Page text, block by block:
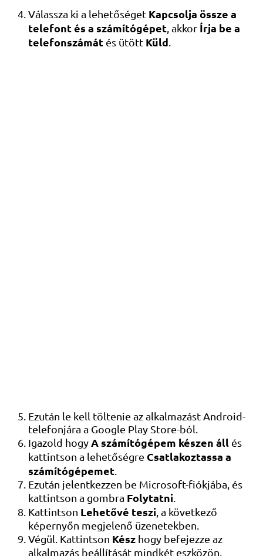
Válassza ki a lehetőséget Kapcsolja össze a
telefont és a számítógépet, akkor Írja be a
telefonszámát és ütött Küld.
Ezután le kell töltenie az alkalmazást Android-
telefonjára a Google Play Store-ból.
Igazold hogyA számítógépem készen áll és
kattintson a lehetőségre Csatlakoztassa a
számítógépemet.
Ezután jelentkezzen be Microsoft-fiókjába, és
kattintson a gombra Folytatni.
Kattintson Lehetővé teszi, a következő
képernyőn megjelenő üzenetekben.
Végül. Kattintson Kész hogy befejezze az
alkalmazás beállítását mindkét eszközön.